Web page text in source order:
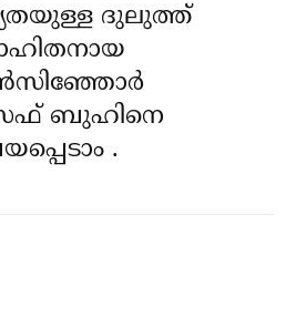
ദുലുത്ത്
ബുഹിനെ
.